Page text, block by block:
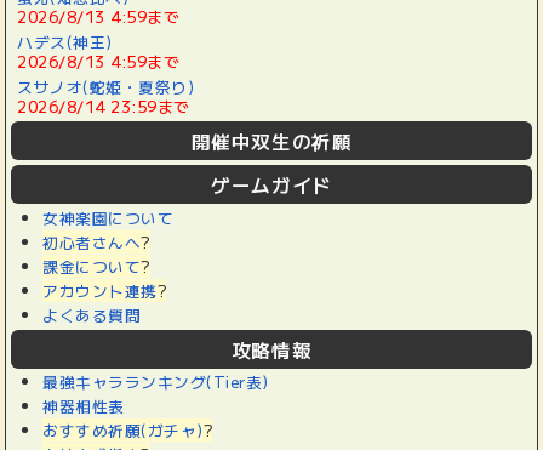
2026/8/13 4:59まで
ハデス(神王)
2026/8/13 4:59まで
スサノオ(蛇姫・夏祭り)
2026/8/14 23:59まで
開催中双生の祈願
ゲームガイド
女神楽園について
初心者さんへ?
課金について?
アカウント連携?
よくある質問
攻略情報
最強キャラランキング(Tier表)
神器相性表
おすすめ祈願(ガチャ)?